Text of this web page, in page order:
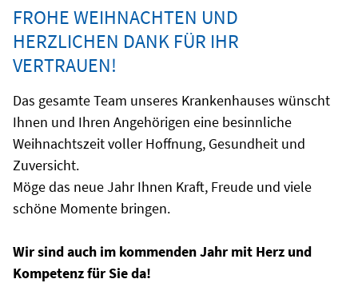
FROHE WEIHNACHTEN UND
HERZLICHEN DANK FÜR IHR
VERTRAUEN!
Das gesamte Team unseres Krankenhauses wünscht
Ihnen und Ihren Angehörigen eine besinnliche
Weihnachtszeit voller Hoffnung, Gesundheit und
Zuversicht.
Möge das neue Jahr Ihnen Kraft, Freude und viele
schöne Momente bringen.
Wir sind auch im kommenden Jahr mit Herz und
Kompetenz für Sie da!